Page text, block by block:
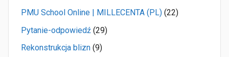
PMU School Online | MILLECENTA (PL) (22)
Pytanie-odpowiedź (29)
Rekonstrukcja blizn (9)